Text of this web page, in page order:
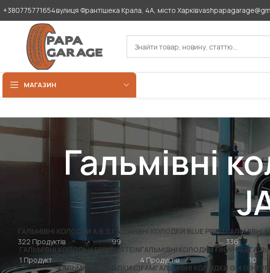
+380775771654вулиця Франтішека Крала, 4А, місто Харків
МАГАЗИН
Гальмівні
ГАЛЬМІВНІ КОЛОДКИ A.B.S.
322 Продуктів
ГАЛЬМІВНІ КОЛОДКИ BLUE PRINT
99
ГАЛЬМІВНІ
336
ГАЛЬМІВНІ КОЛОДКИ FEBI BILSTEIN
1 Продукт
ГАЛЬМІВНІ КОЛОДКИ FINWHALE
4 Продуктів
10
ГАЛЬМІВНІ КОЛОДКИ CIFAMГАЛЬМІВНІ КОЛОДКИ GM